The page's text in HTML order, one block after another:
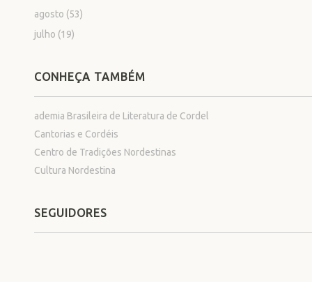
agosto (53)
julho (19)
CONHEÇA TAMBÉM
ademia Brasileira de Literatura de Cordel
Cantorias e Cordéis
Centro de Tradições Nordestinas
Cultura Nordestina
SEGUIDORES